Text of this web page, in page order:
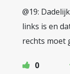
@19:
links is en
rechts moet
0